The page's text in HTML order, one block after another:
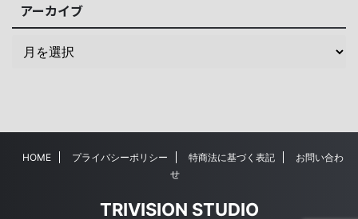
アーカイブ
HOME プライバシーポリシー 特商法に基づく表記
お問い合わ
せ
TRIVISION STUDIO